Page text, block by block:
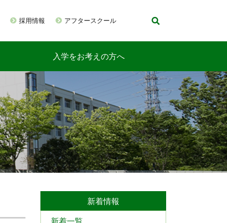
採用情報 アフタースクール
入学をお考えの方へ
新着情報
新着一覧